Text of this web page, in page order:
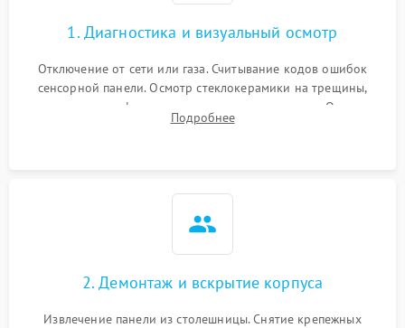
1. Диагностика и визуальный осмотр
Отключение от сети или газа. Считывание кодов ошибок
сенсорной панели. Осмотр стеклокерамики на трещины,
проверка конфорок на равномерность нагрева. Опрос
клиента о симптомах (не включается, не видит посуду,
Подробнее
2. Демонтаж и вскрытие корпуса
Извлечение панели из столешницы. Снятие крепежных